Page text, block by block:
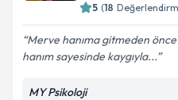
5 (18
Merve hanıma gitmeden önce
hanım sayesinde kaygıyla...
MY Psikoloji